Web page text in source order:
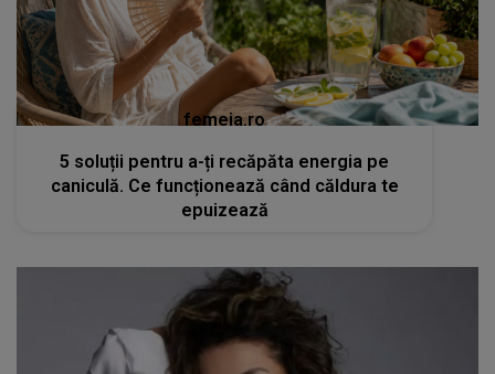
femeia.ro
5 soluții pentru a-ți recăpăta energia pe
caniculă. Ce funcționează când căldura te
epuizează